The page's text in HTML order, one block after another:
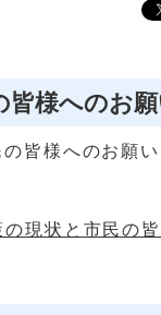
皆様へのお
皆様へのお願
現状と市民の